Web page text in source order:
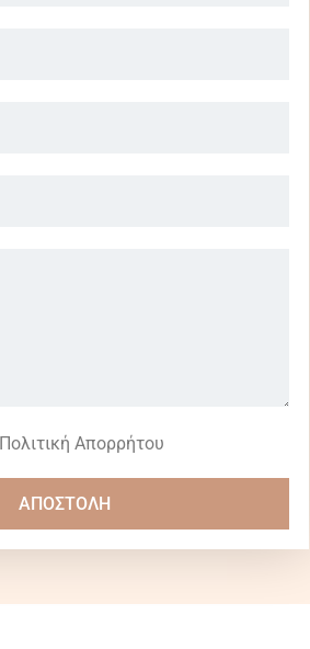
Απορρήτου
ΑΠΟΣΤΟΛΗ